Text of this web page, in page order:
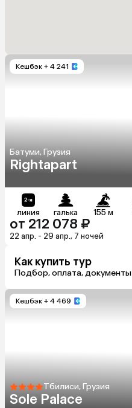
Кешбэк + 4 241
Батуми, Грузия
Rightapart
линия галька 155 м
от 212 078 ₽
22 апр. - 29 апр., 7 ночей
Как купить тур
Подбор, оплата, документы
Кешбэк + 4 469
Тбилиси, Грузия
Sole Palace